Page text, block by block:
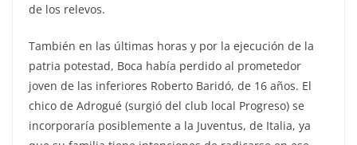
de los relevos.
También en las últimas horas y por la ejecución de la
patria potestad, Boca había perdido al prometedor
joven de las inferiores Roberto Baridó, de 16 años. El
chico de Adrogué (surgió del club local Progreso) se
incorporaría posiblemente a la Juventus, de Italia, ya